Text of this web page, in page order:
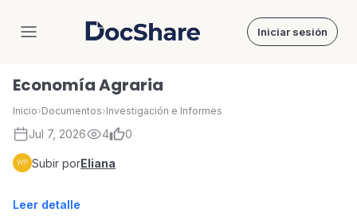
DocShare Iniciar sesión
Economía Agraria
Inicio›Documentos›Investigación e Informes
Jul 7, 2026 4 0
Subir porEliana
Leer detalle